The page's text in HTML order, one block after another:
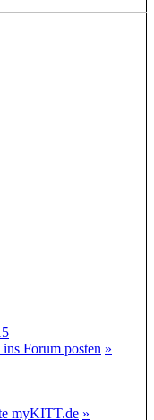
Forum posten »
myKITT.de »